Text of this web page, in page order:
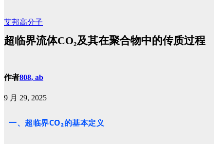
艾邦高分子
超临界流体CO₂及其在聚合物中的传质过程
作者808, ab
9 月 29, 2025
一、超临界CO₂的基本定义